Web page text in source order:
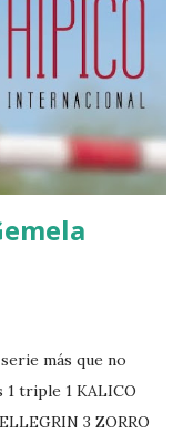
más que no
1 triple 1 KALICO
3 ZORRO